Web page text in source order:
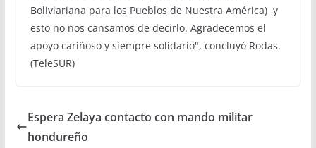
Boliviariana para los Pueblos de Nuestra América) y
esto no nos cansamos de decirlo. Agradecemos el
apoyo cariñoso y siempre solidario", concluyó Rodas.
(TeleSUR)
Espera Zelaya contacto con mando militar
hondureño